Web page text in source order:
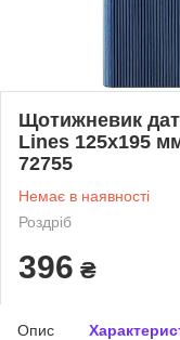
Щотижневик
Lines 125х195
72755
Немає в наявності
Роздріб
396 ₴
Опис